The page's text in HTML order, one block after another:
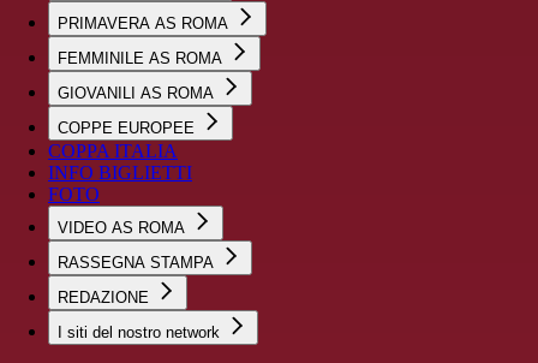
PRIMAVERA AS ROMA
FEMMINILE AS ROMA
GIOVANILI AS ROMA
COPPE EUROPEE
COPPA ITALIA
INFO BIGLIETTI
FOTO
VIDEO AS ROMA
RASSEGNA STAMPA
REDAZIONE
I siti del nostro network